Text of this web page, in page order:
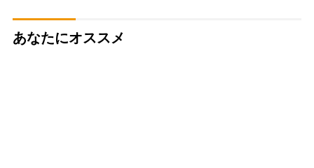
あなたにオススメ